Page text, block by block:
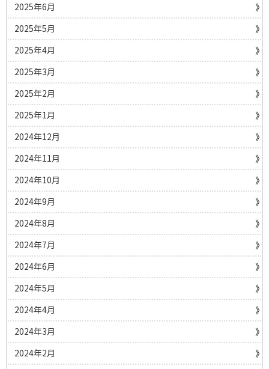
2025年6月
2025年5月
2025年4月
2025年3月
2025年2月
2025年1月
2024年12月
2024年11月
2024年10月
2024年9月
2024年8月
2024年7月
2024年6月
2024年5月
2024年4月
2024年3月
2024年2月